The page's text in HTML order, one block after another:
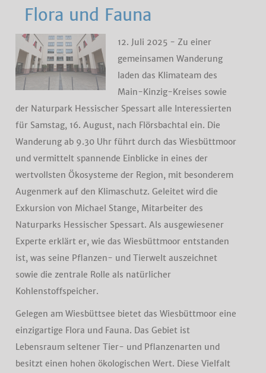
Flora und Fauna
12. Juli 2025 - Zu einer
gemeinsamen Wanderung
laden das Klimateam des
Main-Kinzig-Kreises sowie
der Naturpark Hessischer Spessart alle Interessierten
für Samstag, 16. August, nach Flörsbachtal ein. Die
Wanderung ab 9.30 Uhr führt durch das Wiesbüttmoor
und vermittelt spannende Einblicke in eines der
wertvollsten Ökosysteme der Region, mit besonderem
Augenmerk auf den Klimaschutz. Geleitet wird die
Exkursion von Michael Stange, Mitarbeiter des
Naturparks Hessischer Spessart. Als ausgewiesener
Experte erklärt er, wie das Wiesbüttmoor entstanden
ist, was seine Pflanzen- und Tierwelt auszeichnet
sowie die zentrale Rolle als natürlicher
Kohlenstoffspeicher.
Gelegen am Wiesbüttsee bietet das Wiesbüttmoor eine
einzigartige Flora und Fauna. Das Gebiet ist
Lebensraum seltener Tier- und Pflanzenarten und
besitzt einen hohen ökologischen Wert. Diese Vielfalt